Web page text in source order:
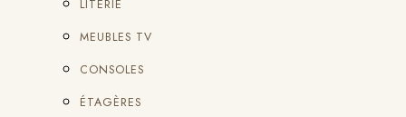
LITERIE
MEUBLES TV
CONSOLES
ÉTAGÈRES